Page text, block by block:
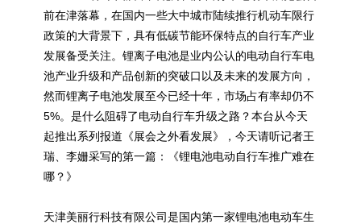
前在津落幕，在国内一些大中城市陆续推行机动车限行
政策的大背景下，具有低碳节能环保特点的自行车产业
发展备受关注。锂离子电池是业内公认的电动自行车电
池产业升级和产品创新的突破口以及未来的发展方向，
然而锂离子电池发展至今已经十年，市场占有率却仍不
5%。是什么阻碍了电动自行车升级之路？本台从今天
起推出系列报道《展会之外看发展》，今天请听记者王
瑞、李姗采写的第一篇：《锂电池电动自行车推广难在
哪？》
天津美丽行科技有限公司是国内第一家锂电池电动车生